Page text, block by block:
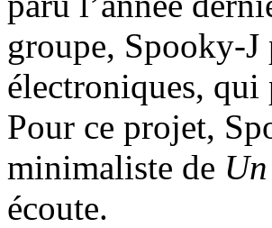
groupe, Spooky-J
électroniques,
Pour ce projet,
minimaliste de
écoute.